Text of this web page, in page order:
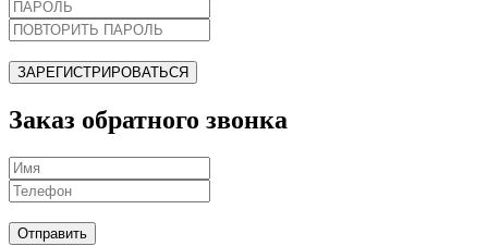
ЗАРЕГИСТРИРОВАТЬСЯ
Заказ обратного звонка
Отправить